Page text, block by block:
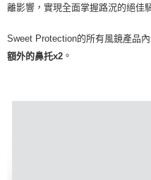
離影響，實現全面掌握路況的絕佳
Sweet Protection的所有風鏡產品
額外的鼻托x2 。